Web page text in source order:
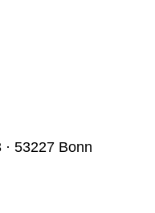
53227 Bonn